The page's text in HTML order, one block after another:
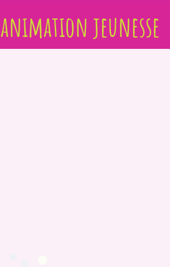
animation jeunesse